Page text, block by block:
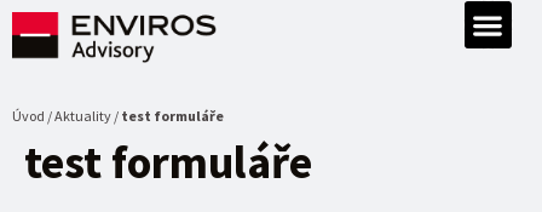
Úvod / Aktuality / test formuláře
test formuláře